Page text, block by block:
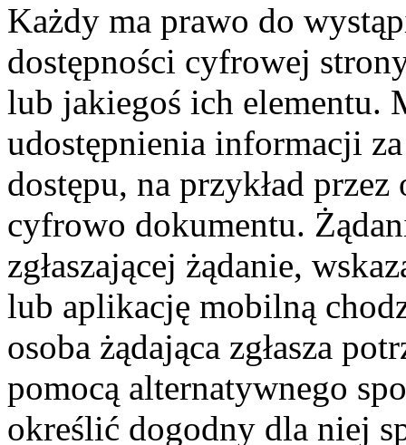
Każdy ma prawo do
dostępności cyfrowej
lub jakiegoś ich elementu.
udostępnienia informacji
dostępu, na przykład
cyfrowo dokumentu.
zgłaszającej żądanie,
lub aplikację mobilną
osoba żądająca zgłasza
pomocą alternatywnego
określić dogodny dla niej